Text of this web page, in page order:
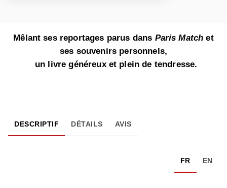
Mêlant ses reportages parus dans Paris Match et
ses souvenirs personnels,
un livre généreux et plein de tendresse.
DESCRIPTIF DÉTAILS AVIS
FR EN